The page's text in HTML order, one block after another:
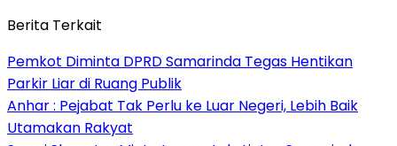
Berita Terkait
Pemkot Diminta DPRD Samarinda Tegas Hentikan
Parkir Liar di Ruang Publik
Anhar : Pejabat Tak Perlu ke Luar Negeri, Lebih Baik
Utamakan Rakyat